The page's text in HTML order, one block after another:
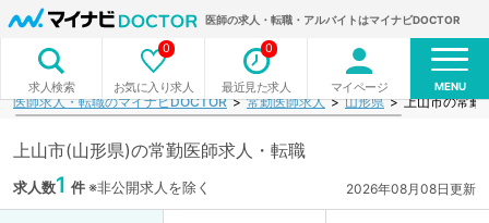
医師の求人・転職・アルバイトはマイナビDOCTOR
求人検索 お気に入り求人
0
最近見た求人
0
マイページ MENU
医師求人・転職のマイナビDOCTOR 常勤医師求人 山形県 上山市の常勤
上山市(山形県)の常勤医師求人・転職
求人数1 件※非公開求人を除く 2026年08月08日更新